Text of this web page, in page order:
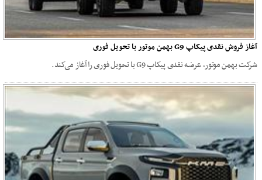
آغاز فروش نقدی پیکاپ G9 بهمن موتور با تحویل فوری
شرکت بهمن موتور، عرضه نقدی پیکاپ G9 با تحویل فوری را آغاز می‌کند.